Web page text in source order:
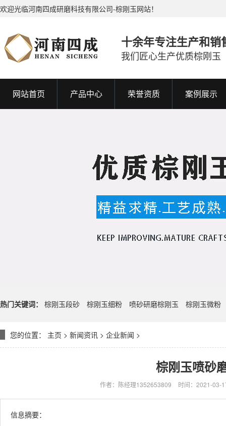
欢迎光临河南四成研磨科技有限公司-棕刚玉网站！
十余年专注生产和销
我们匠心生产优质棕刚玉
网站首页 产品中心 荣誉资质 案例展示
热门关键词： 棕刚玉段砂 棕刚玉细粉 喷砂研磨棕刚玉 棕刚玉微粉
您的位置： 主页 > 新闻资讯 > 企业新闻 >
棕刚玉喷砂
作者：陈经理1352653809 时间：2021-03-
信息摘要：